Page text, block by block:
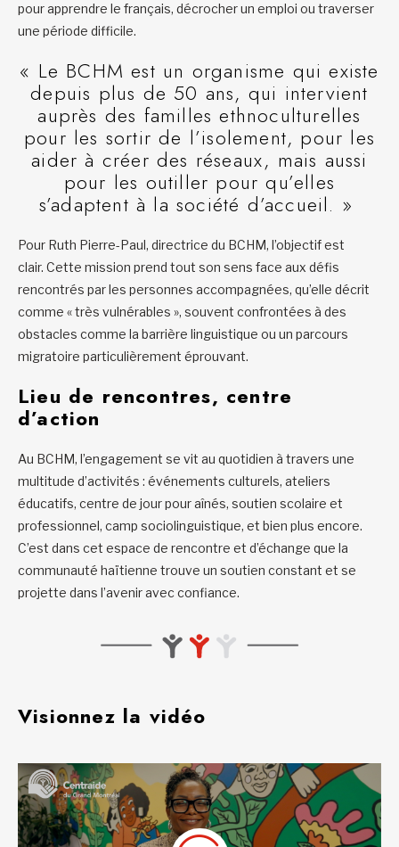
pour apprendre le français, décrocher un emploi ou traverser
une période difficile.
« Le BCHM est un organisme qui existe
depuis plus de 50 ans, qui intervient
auprès des familles ethnoculturelles
pour les sortir de l’isolement, pour les
aider à créer des réseaux, mais aussi
pour les outiller pour qu’elles
s’adaptent à la société d’accueil. »
Pour Ruth Pierre-Paul, directrice du BCHM, l’objectif est
clair. Cette mission prend tout son sens face aux défis
rencontrés par les personnes accompagnées, qu’elle décrit
comme « très vulnérables », souvent confrontées à des
obstacles comme la barrière linguistique ou un parcours
migratoire particulièrement éprouvant.
Lieu de rencontres, centre
d’action
Au BCHM, l’engagement se vit au quotidien à travers une
multitude d’activités : événements culturels, ateliers
éducatifs, centre de jour pour aînés, soutien scolaire et
professionnel, camp sociolinguistique, et bien plus encore.
C’est dans cet espace de rencontre et d’échange que la
communauté haïtienne trouve un soutien constant et se
projette dans l’avenir avec confiance.
Visionnez la vidéo